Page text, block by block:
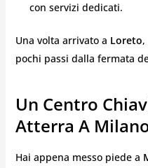
con servizi dedicati.
Una volta arrivato a Loreto,
pochi passi dalla fermata
Un Centro
Atterra A
Hai appena messo piede a